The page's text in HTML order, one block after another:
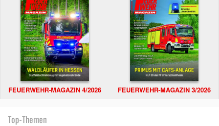
FEUERWEHR-MAGAZIN 4/2026 FEUERWEHR-MAGAZIN 3/2026
Top-Themen